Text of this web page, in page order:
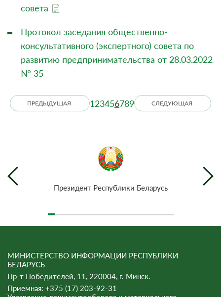
совета
Протокол заседания общественно-
консультативного (экспертного) совета по
развитию предпринимательства от 28.03.2022
№ 35
ПРЕДЫДУЩАЯ 123456789 СЛЕДУЮЩАЯ
Президент Республики Беларусь
МИНИСТЕРСТВО ИНФОРМАЦИИ РЕСПУБЛИКИ
БЕЛАРУСЬ
Пр-т Победителей, 11, 220004, г. Минск.
Приемная: +375 (17) 203-92-31